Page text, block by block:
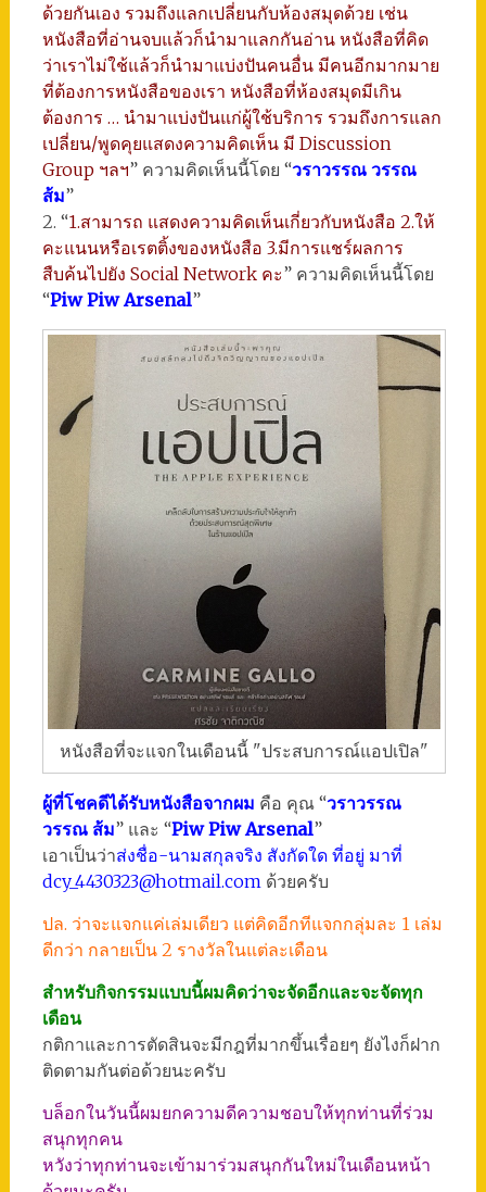
ด้วยกันเอง รวมถึงแลกเปลี่ยนกับห้องสมุดด้วย เช่น
หนังสือที่อ่านจบแล้วก็นำมาแลกกันอ่าน หนังสือที่คิด
ว่าเราไม่ใช้แล้วก็นำมาแบ่งปันคนอื่น มีคนอีกมากมาย
ที่ต้องการหนังสือของเรา หนังสือที่ห้องสมุดมีเกิน
ต้องการ … นำมาแบ่งปันแก่ผู้ใช้บริการ รวมถึงการแลก
เปลี่ยน/พูดคุยแสดงความคิดเห็น มี Discussion
Group ฯลฯ” ความคิดเห็นนี้โดย “วราวรรณ วรรณ
ส้ม”
2. “1.สามารถ แสดงความคิดเห็นเกี่ยวกับหนังสือ 2.ให้
คะแนนหรือเรตติ้งของหนังสือ 3.มีการแชร์ผลการ
สืบค้นไปยัง Social Network คะ” ความคิดเห็นนี้โดย
“Piw Piw Arsenal”
หนังสือที่จะแจกในเดือนนี้ "ประสบการณ์แอปเปิล"
ผู้ที่โชคดีได้รับหนังสือจากผม คือ คุณ “วราวรรณ
วรรณ ส้ม” และ “Piw Piw Arsenal”
เอาเป็นว่าส่งชื่อ-นามสกุลจริง สังกัดใด ที่อยู่ มาที่
dcy_4430323@hotmail.com ด้วยครับ
ปล. ว่าจะแจกแค่เล่มเดียว แต่คิดอีกทีแจกกลุ่มละ 1 เล่ม
ดีกว่า กลายเป็น 2 รางวัลในแต่ละเดือน
สำหรับกิจกรรมแบบนี้ผมคิดว่าจะจัดอีกและจะจัดทุก
เดือน
กติกาและการตัดสินจะมีกฎที่มากขึ้นเรื่อยๆ ยังไงก็ฝาก
ติดตามกันต่อด้วยนะครับ
บล็อกในวันนี้ผมยกความดีความชอบให้ทุกท่านที่ร่วม
สนุกทุกคน
หวังว่าทุกท่านจะเข้ามาร่วมสนุกกันใหม่ในเดือนหน้า